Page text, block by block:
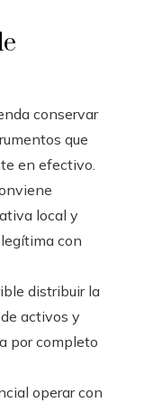
conservar
que
en efectivo.
local y
con
distribuir la
activos y
por completo
operar con